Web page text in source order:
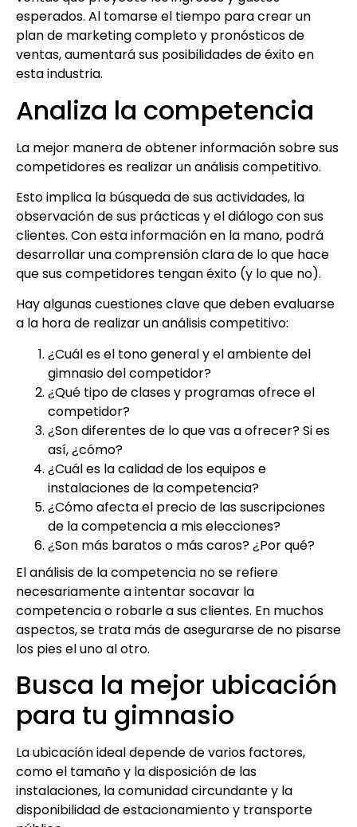
esperados. Al tomarse el tiempo para crear un
plan de marketing completo y pronósticos de
ventas, aumentará sus posibilidades de éxito en
esta industria.
Analiza la competencia
La mejor manera de obtener información sobre sus
competidores es realizar un análisis competitivo.
Esto implica la búsqueda de sus actividades, la
observación de sus prácticas y el diálogo con sus
clientes. Con esta información en la mano, podrá
desarrollar una comprensión clara de lo que hace
que sus competidores tengan éxito (y lo que no).
Hay algunas cuestiones clave que deben evaluarse
a la hora de realizar un análisis competitivo:
¿Cuál es el tono general y el ambiente del
gimnasio del competidor?
¿Qué tipo de clases y programas ofrece el
competidor?
¿Son diferentes de lo que vas a ofrecer? Si es
así, ¿cómo?
¿Cuál es la calidad de los equipos e
instalaciones de la competencia?
¿Cómo afecta el precio de las suscripciones
de la competencia a mis elecciones?
¿Son más baratos o más caros? ¿Por qué?
El análisis de la competencia no se refiere
necesariamente a intentar socavar la
competencia o robarle a sus clientes. En muchos
aspectos, se trata más de asegurarse de no pisarse
los pies el uno al otro.
Busca la mejor ubicación
para tu gimnasio
La ubicación ideal depende de varios factores,
como el tamaño y la disposición de las
instalaciones, la comunidad circundante y la
disponibilidad de estacionamiento y transporte